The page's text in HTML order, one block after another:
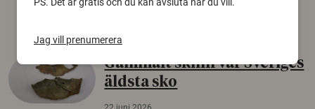
Säkerhetspolitik
Gammalt skinn var Sveriges
äldsta sko
Jag vill prenumerera